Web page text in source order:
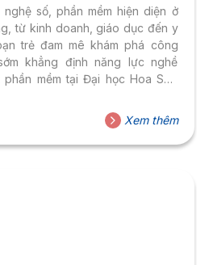
số, phần mềm hiện diện ở
từ kinh doanh, giáo dục đến y
trẻ đam mê khám phá công
khẳng định năng lực nghề
mềm tại Đại học Hoa Sen
làm rõ ràng. Theo thống kê
Lễ tốt nghiệp 2025, ngành Kỹ
Xem thêm